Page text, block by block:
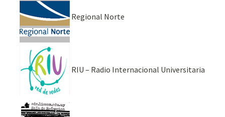
Regional Norte
RIU – Radio Internacional Universitaria